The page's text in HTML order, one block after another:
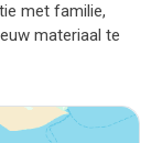
met familie,
materiaal te
drukte van thuis
bak koffie of